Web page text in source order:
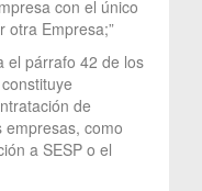
con el único
otra Empresa;”
el párrafo 42 de los
de
como
a SESP o el